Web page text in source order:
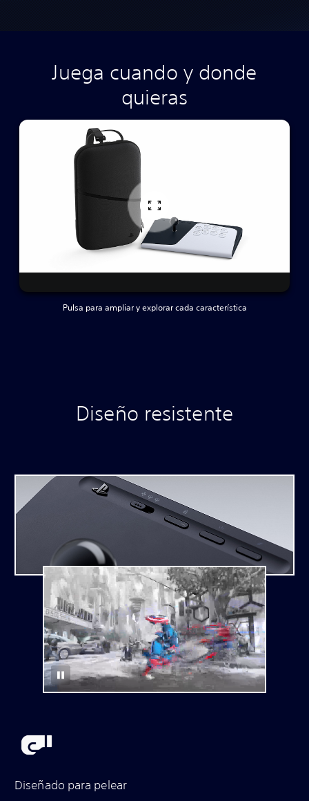
Juega cuando y donde
quieras
Pulsa para ampliar y explorar cada característica
Diseño resistente
Diseñado para pelear